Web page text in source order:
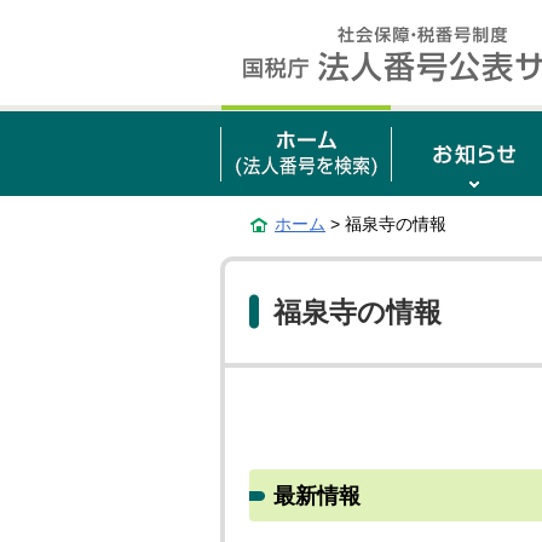
ホーム > 福泉寺の情報
福泉寺の情報
最新情報